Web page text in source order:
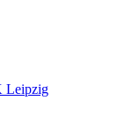
Leipzig